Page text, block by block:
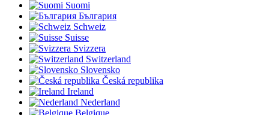
Suomi
България
Schweiz
Suisse
Svizzera
Switzerland
Slovensko
Česká republika
Ireland
Nederland